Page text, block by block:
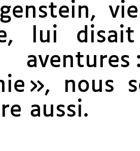
lui
», nous
aussi.